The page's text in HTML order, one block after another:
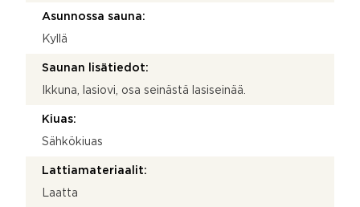
Asunnossa sauna:
Kyllä
Saunan lisätiedot:
Ikkuna, lasiovi, osa seinästä lasiseinää.
Kiuas:
Sähkökiuas
Lattiamateriaalit:
Laatta